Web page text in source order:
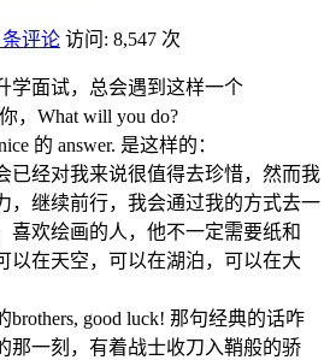
条评论 访问: 8,547 次
学面试，总会遇到这样一个
，What will you do?
的 answer. 是这样的：
已经对我来说很值得去珍惜，然而我
，继续前行，我会通过我的方式去一
喜欢绘画的人，他不一定需要纸和
以在天空，可以在湖泊，可以在大
brothers, good luck! 那句经典的话咋
那一刻，有着战士收刀入鞘般的骄